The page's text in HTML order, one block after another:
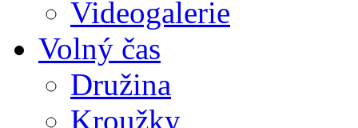
Videogalerie
Volný čas
Družina
Kroužky